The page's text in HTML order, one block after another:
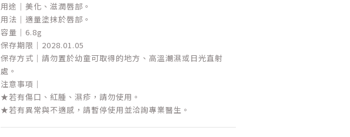
用途｜美化、滋潤唇部。
用法｜適量塗抹於唇部。
容量｜6.8g
保存期限｜2028.01.05
保存方式｜請勿置於幼童可取得的地方、高溫潮濕或日光直射
處。
注意事項｜
★若有傷口、紅腫、濕疹，請勿使用。
★若有異常與不適感，請暫停使用並洽詢專業醫生。